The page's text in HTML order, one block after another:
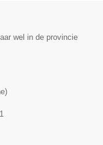
wel in de provincie
)